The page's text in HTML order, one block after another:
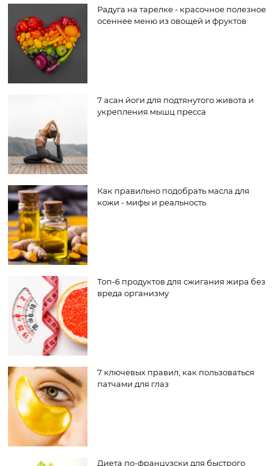
Радуга на тарелке - красочное полезное
осеннее меню из овощей и фруктов
7 асан йоги для подтянутого живота и
укрепления мышц пресса
Как правильно подобрать масла для
кожи - мифы и реальность
Топ-6 продуктов для сжигания жира без
вреда организму
7 ключевых правил, как пользоваться
патчами для глаз
Диета по-французски для быстрого